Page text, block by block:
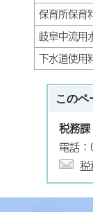
保育所保育
岐阜中流用
下水道使用
このペ
税務課
電話